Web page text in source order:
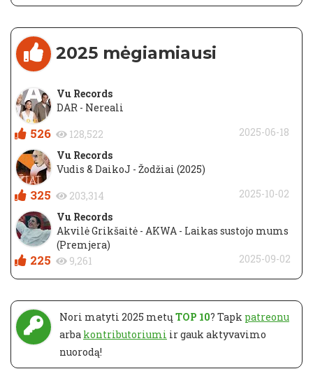
2025 mėgiamiausi
Vu Records
DAR - Nereali
526 128,522
2025-06-18
Vu Records
Vudis & DaikoJ - Žodžiai (2025)
325 203,314
2025-10-02
Vu Records
Akvilė Grikšaitė - AKWA - Laikas sustojo mums
(Premjera)
225 9,261 2025-09-02
Nori matyti 2025 metų TOP 10? Tapk patreonu
arba kontributoriumi ir gauk aktyvavimo
nuorodą!